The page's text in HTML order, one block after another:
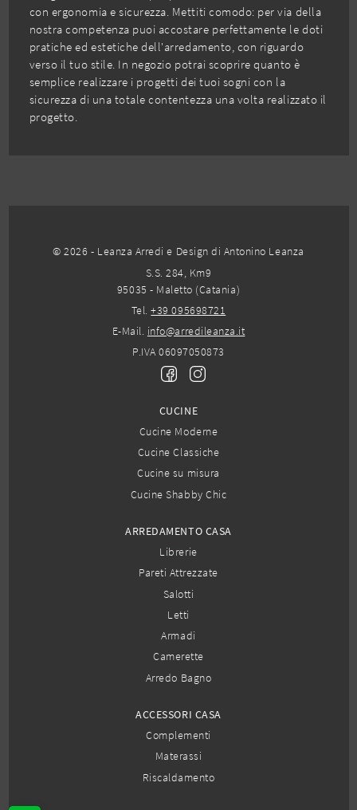
con ergonomia e sicurezza. Mettiti comodo: per via della
nostra competenza puoi accostare perfettamente le doti
pratiche ed estetiche dell'arredamento, con riguardo
verso il tuo stile. In negozio potrai scoprire quanto è
semplice realizzare i progetti dei tuoi sogni con la
sicurezza di una totale contentezza una volta realizzato il
progetto.
© 2026 - Leanza Arredi e Design di Antonino Leanza
S.S. 284, Km9
95035 - Maletto (Catania)
Tel.+39 095698721
E-Mail. info@arredileanza.it
P.IVA 06097050873
CUCINE
Cucine Moderne
Cucine Classiche
Cucine su misura
Cucine Shabby Chic
ARREDAMENTO CASA
Librerie
Pareti Attrezzate
Salotti
Letti
Armadi
Camerette
Arredo Bagno
ACCESSORI CASA
Complementi
Materassi
Riscaldamento